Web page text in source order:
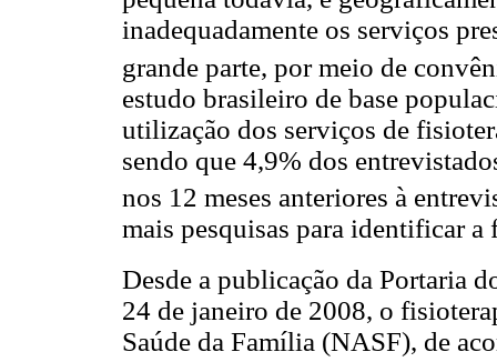
inadequadamente os serviços
grande parte, por meio de
estudo brasileiro de base
utilização dos serviços de
sendo que 4,9% dos
nos 12 meses anteriores à
mais pesquisas para identificar
Desde a publicação da Portaria
24 de janeiro de 2008, o
Saúde da Família (NASF), de